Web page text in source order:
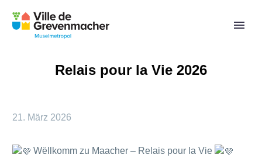
Relais pour la Vie 2026
21. März 2026
Wëllkomm zu Maacher – Relais pour la Vie